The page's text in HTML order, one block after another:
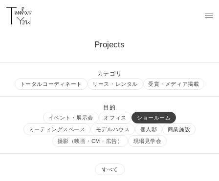
Projects
カテゴリ
トータルコーディネート リース・レンタル 受賞・メディア掲載
目的
イベント・展示会 オフィス
ショールーム
ミーティングスペース
モデルハウス 個人邸
商業施設
撮影（映画・CM・広告）
現場見学会
すべて